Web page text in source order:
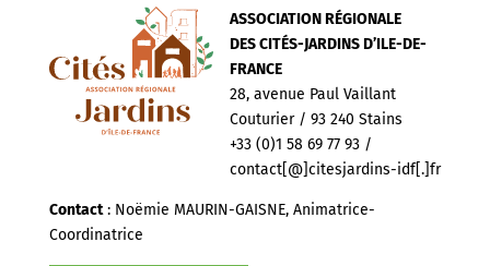
ASSOCIATION RÉGIONALE
DES CITÉS-JARDINS D’ILE-DE-
FRANCE
28, avenue Paul Vaillant
Couturier / 93 240 Stains
+33 (0)1 58 69 77 93 /
contact[@]citesjardins-idf[.]fr
Contact: Noëmie MAURIN-GAISNE, Animatrice-
Coordinatrice